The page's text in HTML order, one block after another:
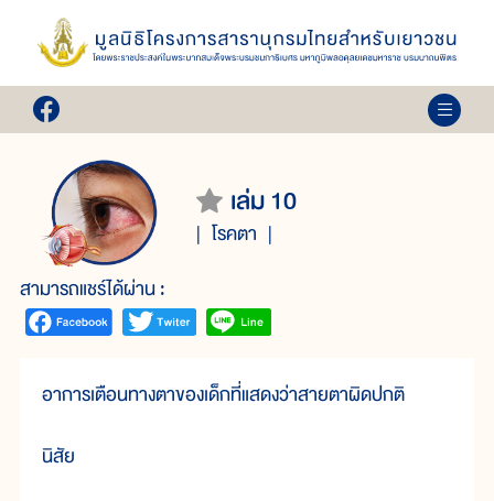
เล่ม 10
โรคตา
สามารถแชร์ได้ผ่าน :
อาการเตือนทางตาของเด็กที่แสดงว่าสายตาผิดปกติ
นิสัย